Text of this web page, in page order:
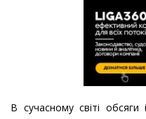
В сучасному світі обсяги